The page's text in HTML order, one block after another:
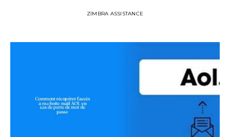
ZIMBRA ASSISTANCE